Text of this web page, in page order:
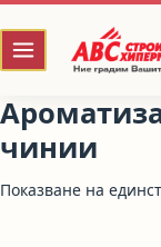
чинии
Показване на